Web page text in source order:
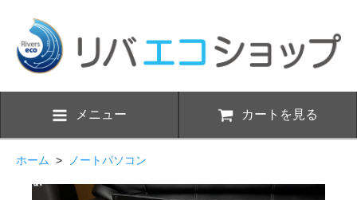
メニュー カートを見る
ホーム > ノートパソコン